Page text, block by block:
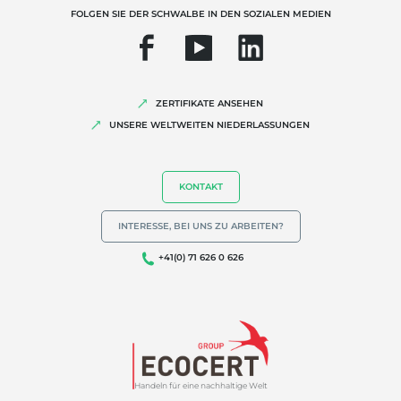
Handeln für eine nachhaltige Welt
FOLGEN SIE DER SCHWALBE IN DEN SOZIALEN MEDIEN
ZERTIFIKATE ANSEHEN
UNSERE WELTWEITEN NIEDERLASSUNGEN
KONTAKT
INTERESSE, BEI UNS ZU ARBEITEN?
+41(0) 71 626 0 626